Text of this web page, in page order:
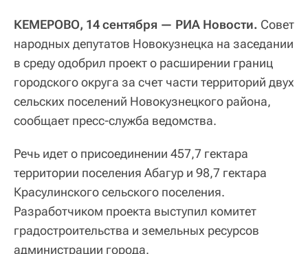
КЕМЕРОВО, 14 сентября — РИА Новости. Совет
народных депутатов Новокузнецка на заседании
в среду одобрил проект о расширении границ
городского округа за счет части территорий двух
сельских поселений Новокузнецкого района,
сообщает пресс-служба ведомства.
Речь идет о присоединении 457,7 гектара
территории поселения Абагур и 98,7 гектара
Красулинского сельского поселения.
Разработчиком проекта выступил комитет
градостроительства и земельных ресурсов
администрации города.